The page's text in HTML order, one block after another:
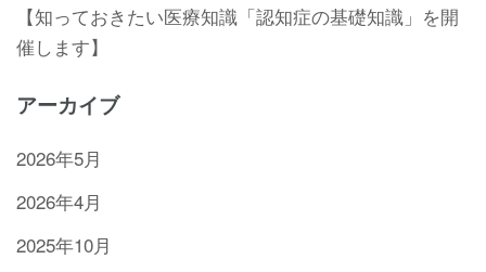
【知っておきたい医療知識「認知症の基礎知識」を開
催します】
アーカイブ
2026年5月
2026年4月
2025年10月